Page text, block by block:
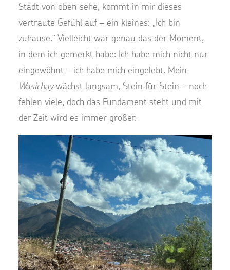
Stadt von oben sehe, kommt in mir dieses
vertraute Gefühl auf – ein kleines: „Ich bin
zuhause.“ Vielleicht war genau das der Moment,
in dem ich gemerkt habe: Ich habe mich nicht nur
eingewöhnt – ich habe mich eingelebt. Mein
Wasichaywächst langsam, Stein für Stein – noch
fehlen viele, doch das Fundament steht und mit
der Zeit wird es immer größer.